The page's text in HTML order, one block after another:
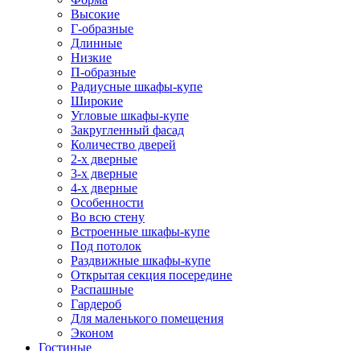
Высокие
Г-образные
Длинные
Низкие
П-образные
Радиусные шкафы-купе
Широкие
Угловые шкафы-купе
Закругленный фасад
Количество дверей
2-х дверные
3-х дверные
4-х дверные
Особенности
Во всю стену
Встроенные шкафы-купе
Под потолок
Раздвижные шкафы-купе
Открытая секция посередине
Распашные
Гардероб
Для маленького помещения
Эконом
Гостиные